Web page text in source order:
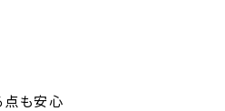
点も安心